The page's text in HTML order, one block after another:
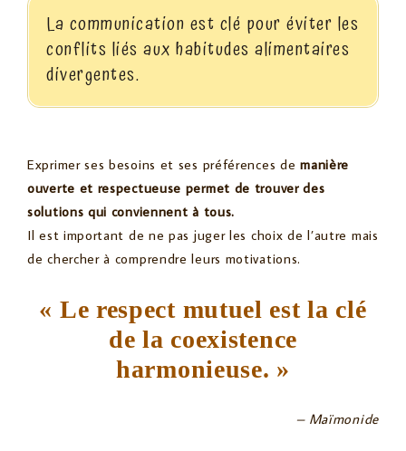
La communication est clé pour éviter les
conflits liés aux habitudes alimentaires
divergentes.
Exprimer ses besoins et ses préférences demanière
ouverte et respectueuse permet de trouver des
solutions qui conviennent à tous.
Il est important de ne pas juger les choix de l’autre mais
de chercher à comprendre leurs motivations.
« Le respect mutuel est la clé
de la coexistence
harmonieuse. »
– Maïmonide